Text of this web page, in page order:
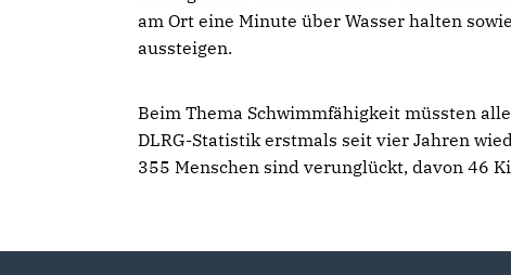
am Ort eine Minute über Wasser halten
aussteigen.
Beim Thema Schwimmfähigkeit müssten
DLRG-Statistik erstmals seit vier Jahren
355 Menschen sind verunglückt, davon 46